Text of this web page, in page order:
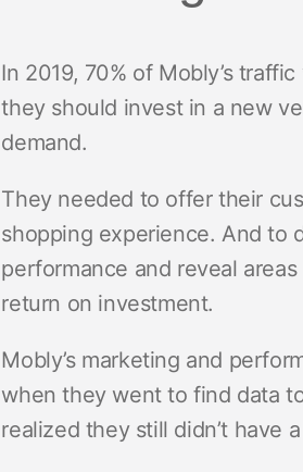
In 2019, 70% of Mobly’s
they should invest in a new
demand.
They needed to offer their
shopping experience. And to
performance and reveal
return on investment.
Mobly’s marketing and
when they went to find data
realized they still didn’t have